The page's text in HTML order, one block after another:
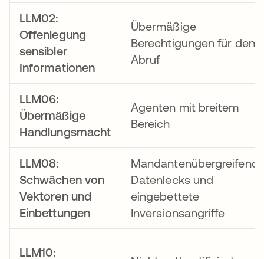
LLM02:
Offenlegung
sensibler
Informationen
Übermäßige
Berechtigungen für den
Abruf
LLM06:
Übermäßige
Handlungsmacht
Agenten mit breitem
Bereich
LLM08:
Schwächen von
Vektoren und
Einbettungen
Datenlecks und
eingebettete
Inversionsangriffe
LLM10: